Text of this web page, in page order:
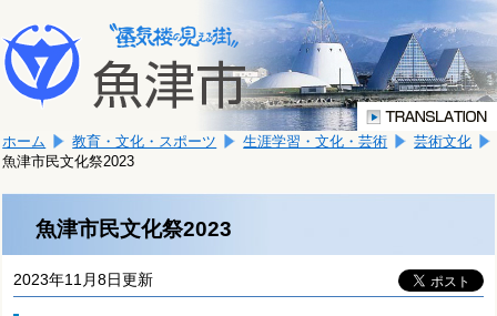
文
へ
移
ま
す。
こ
か
文
で
す。
ホーム 教育・文化・スポーツ 生涯学習・文化・芸術
芸術文化
魚津市民文化祭2023
魚津市民文化祭2023
2023年11月8日更新